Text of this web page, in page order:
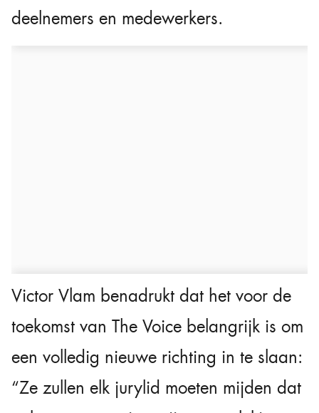
deelnemers en medewerkers.
Victor Vlam benadrukt dat het voor de
toekomst van The Voice belangrijk is om
een volledig nieuwe richting in te slaan:
“Ze zullen elk jurylid moeten mijden dat